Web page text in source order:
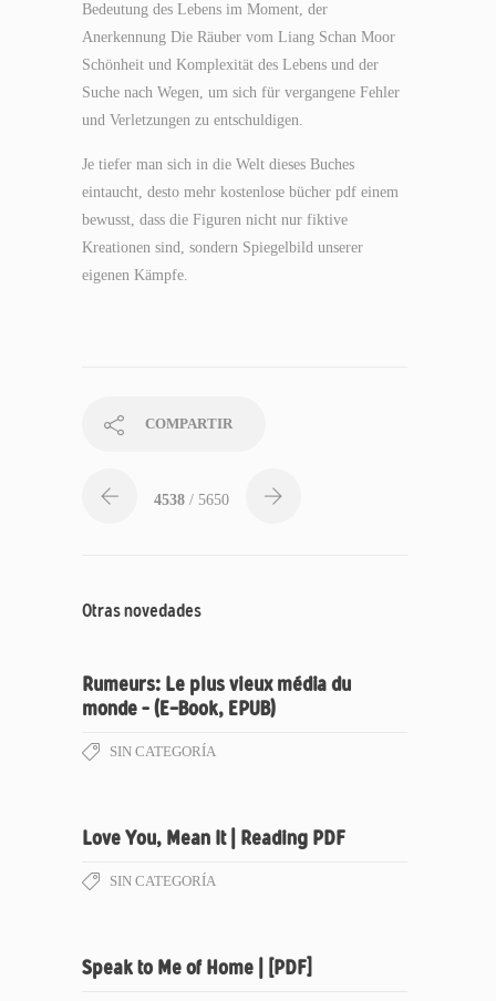
Bedeutung des Lebens im Moment, der
Anerkennung Die Räuber vom Liang Schan Moor
Schönheit und Komplexität des Lebens und der
Suche nach Wegen, um sich für vergangene Fehler
und Verletzungen zu entschuldigen.
Je tiefer man sich in die Welt dieses Buches
eintaucht, desto mehr kostenlose bücher pdf einem
bewusst, dass die Figuren nicht nur fiktive
Kreationen sind, sondern Spiegelbild unserer
eigenen Kämpfe.
COMPARTIR
4538 / 5650
Otras novedades
Rumeurs: Le plus vieux média du
monde – (E-Book, EPUB)
SIN CATEGORÍA
Love You, Mean It | Reading PDF
SIN CATEGORÍA
Speak to Me of Home | [PDF]